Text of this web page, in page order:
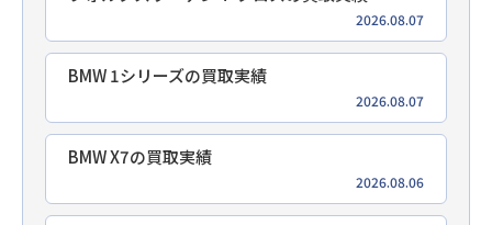
2026.08.07
BMW 1シリーズの買取実績
2026.08.07
BMW X7の買取実績
2026.08.06